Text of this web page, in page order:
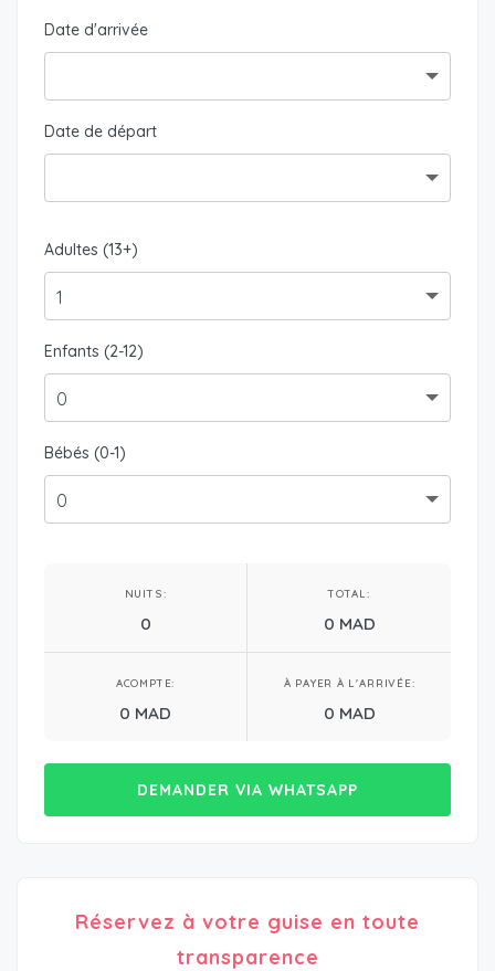
Date d'arrivée
Date de départ
Adultes (13+)
Enfants (2-12)
Bébés (0-1)
NUITS:
0
TOTAL:
0 MAD
ACOMPTE:
0 MAD
À PAYER À L'ARRIVÉE:
0 MAD
DEMANDER VIA WHATSAPP
Réservez à votre guise en toute
transparence